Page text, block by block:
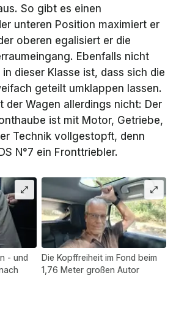
So gibt es einen
unteren Position maximiert er
oberen egalisiert er die
Ebenfalls nicht
dieser Klasse ist, dass sich die
geteilt umklappen lassen.
der Wagen allerdings nicht: Der
ist mit Motor, Getriebe,
Technik vollgestopft, denn
N°7 ein Fronttriebler.
- und
Die Kopffreiheit im Fond beim
1,76 Meter großen Autor